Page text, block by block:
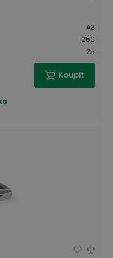
A3
250
25
Koupit